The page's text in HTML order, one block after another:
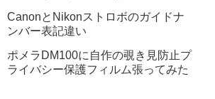
CanonとNikonストロボのガイドナ
ンバー表記違い
ポメラDM100に自作の覗き見防止プ
ライバシー保護フィルム張ってみた